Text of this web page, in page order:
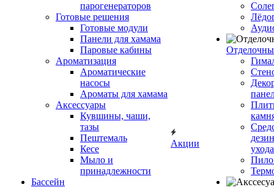
парогенераторов
Готовые решения
Готовые модули
Панели для хамама
Паровые кабины
Ароматизация
Ароматические
насосы
Ароматы для хамама
Аксессуары
Кувшины, чаши,
тазы
Пештемаль
Кесе
Мыло и
принадлежности
Бассейн
Акции
ухода